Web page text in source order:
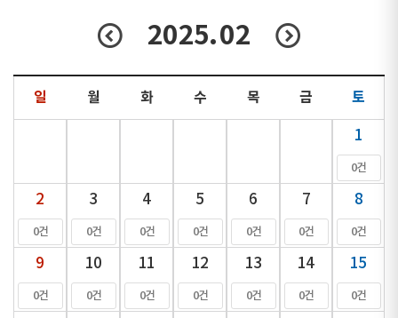
2025.02
일 월 화 수 목 금 토
1
0건
2
0건
3
0건
4
0건
5
0건
6
0건
7
0건
8
0건
9
0건
10
0건
11
0건
12
0건
13
0건
14
0건
15
0건